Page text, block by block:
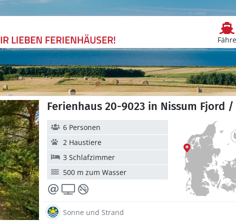
Fähre
Ferienhaus 20-9023 in Nissum Fjord
6 Personen
2 Haustiere
3 Schlafzimmer
500 m zum Wasser
Sonne und Strand